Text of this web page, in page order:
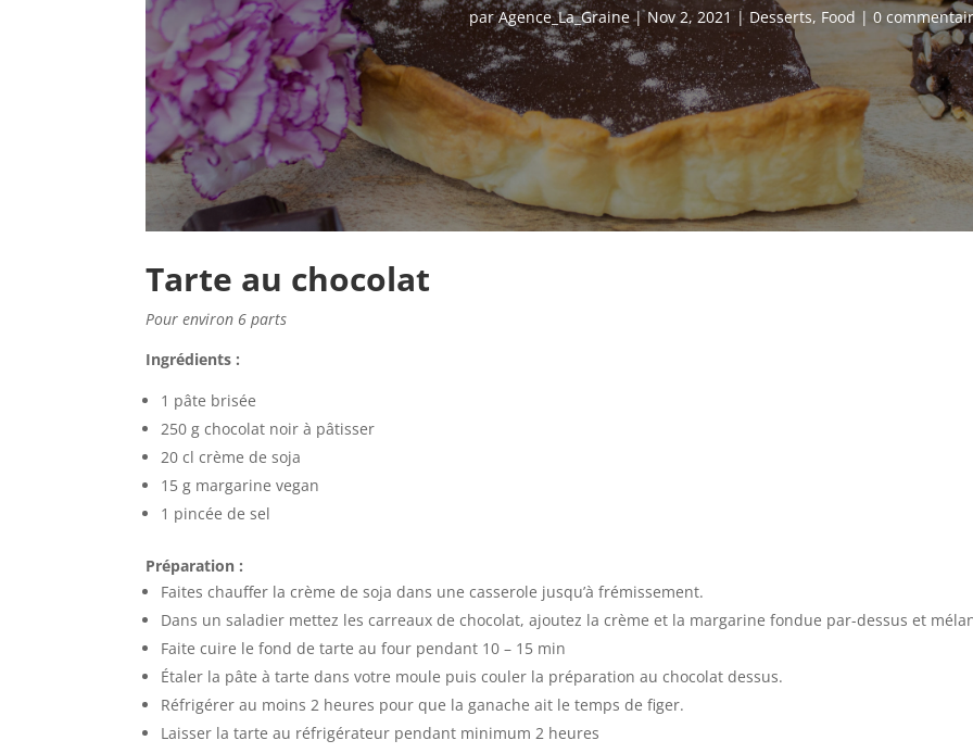
parAgence_La_Graine|Nov 2, 2021| Desserts, Food | 0
Tarte au chocolat
Pour environ 6 parts
Ingrédients :
1 pâte brisée
250 g chocolat noir à pâtisser
20 cl crème de soja
15 g margarine vegan
1 pincée de sel
Préparation :
Faites chauffer la crème de soja dans une casserole jusqu’à frémissement.
Dans un saladier mettez les carreaux de chocolat, ajoutez la crème et la margarine fondue par-dessus et
Faite cuire le fond de tarte au four pendant 10 – 15 min
Étaler la pâte à tarte dans votre moule puis couler la préparation au chocolat dessus.
Réfrigérer au moins 2 heures pour que la ganache ait le temps de figer.
Laisser la tarte au réfrigérateur pendant minimum 2 heures